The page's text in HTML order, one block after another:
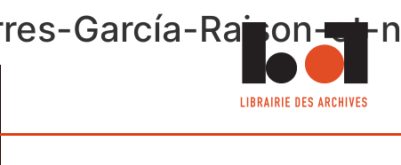
García-Raison-et-